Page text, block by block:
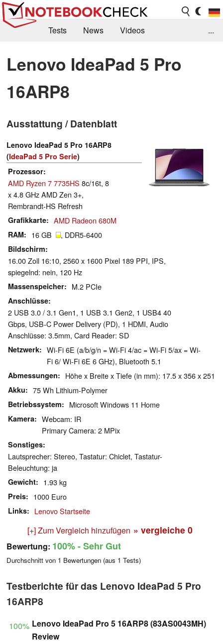
Tests News
Videos
Kaufberatung
Deals Suche
Jobs
Forum
...
Lenovo IdeaPad 5 Pro
16ARP8
Ausstattung / Datenblatt
Lenovo IdeaPad 5 Pro 16ARP8
(IdeaPad 5 Pro Serie)
Prozessor
AMD Ryzen 7 7735HS 8c/16t, 8
x 4.8 GHz AMD Zen 3+,
Rembrandt-HS Refresh
Grafikkarte AMD Radeon 680M
RAM 16 GB , DDR5-6400
Bildschirm
16.00 Zoll 16:10, 2560 x 1600 Pixel 189 PPI, IPS,
spiegelnd: nein, 120 Hz
Massenspeicher M.2 PCIe
Anschlüsse
2 USB 3.0 / 3.1 Gen1, 1 USB 3.1 Gen2, 1 USB4 40
Gbps, USB-C Power Delivery (PD), 1 HDMI, Audio
Anschlüsse: 3.5mm, Card Reader: SD
Netzwerk
Wi-Fi 6E (a/b/g/n = Wi-Fi 4/ac = Wi-Fi 5/ax = Wi-
Fi 6/ Wi-Fi 6E 6 GHz), Bluetooth 5.1
Abmessungen Höhe x Breite x Tiefe (in mm): 17.5 x 356 x 251
Akku 75 Wh Lithium-Polymer
Betriebssystem Microsoft Windows 11 Home
Kamera
Webcam: IR
Primary Camera: 2 MPix
Sonstiges
Lautsprecher: Stereo, Tastatur: Chiclet, Tastatur-
Beleuchtung: ja
Gewicht 1.93 kg
Preis 1000 Euro
Links Lenovo Startseite
[+] Zum Vergleich hinzufügen » vergleiche 0
Bewertung: 100%- Sehr Gut
Durchschnitt von 1 Bewertungen (aus 1 Tests)
Testberichte für das Lenovo IdeaPad 5 Pro
16ARP8
100% Lenovo IdeaPad Pro 5 16ARP8 (83AS0043MH)
Review